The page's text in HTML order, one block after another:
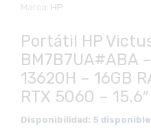
Marca: HP
Portátil HP
BM7B7UA#ABA
13620H – 16GB
RTX 5060 –
Disponibilidad: 5